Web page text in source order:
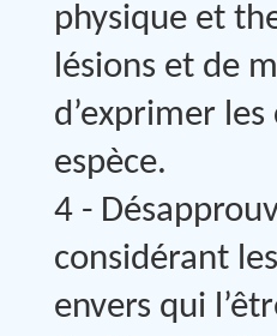
physique et
lésions et de
d’exprimer
espèce.
4 -
considérant
envers qui